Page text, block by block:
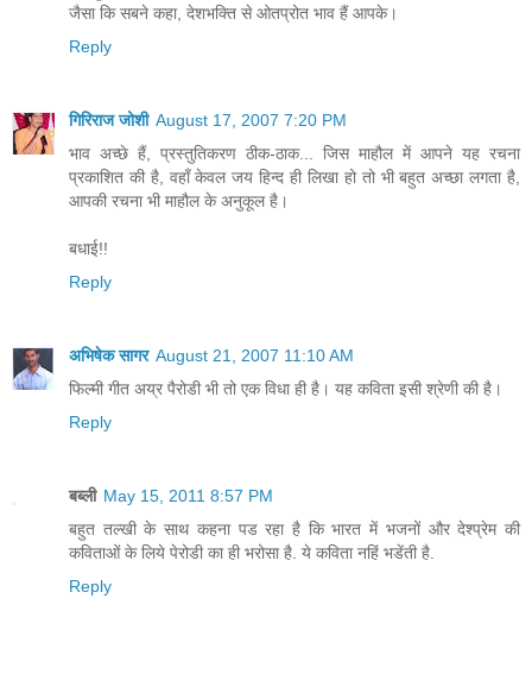
जैसा कि सबने कहा, देशभक्ति से ओतप्रोत भाव हैं आपके।
Reply
गिरिराज जोशी August 17, 2007 7:20 PM
भाव अच्छे हैं, प्रस्तुतिकरण ठीक-ठाक... जिस माहौल में आपने यह रचना
प्रकाशित की है, वहाँ केवल जय हिन्द ही लिखा हो तो भी बहुत अच्छा लगता है,
आपकी रचना भी माहौल के अनुकूल है।
बधाई!!
Reply
अभिषेक सागर August 21, 2007 11:10 AM
फिल्मी गीत अय्र पैरोडी भी तो एक विधा ही है। यह कविता इसी श्रेणी की है।
Reply
बब्ली May 15, 2011 8:57 PM
बहुत तल्खी के साथ कहना पड रहा है कि भारत में भजनों और देश्प्रेम की
कविताओं के लिये पेरोडी का ही भरोसा है. ये कविता नहिं भडेंती है.
Reply